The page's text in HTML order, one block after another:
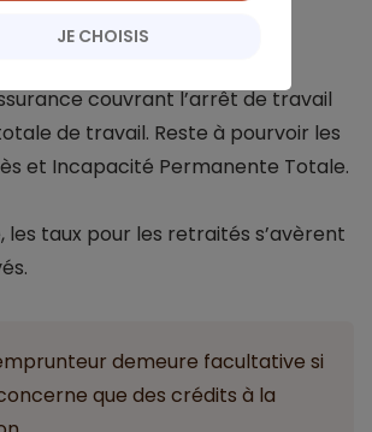
(IPT).
les banques n’ont pas à
couvrant l’arrêt de travail
de travail. Reste à pourvoir les
et Incapacité Permanente Totale.
taux pour les retraités s’avèrent
demeure facultative si
que des crédits à la
JE CHOISIS